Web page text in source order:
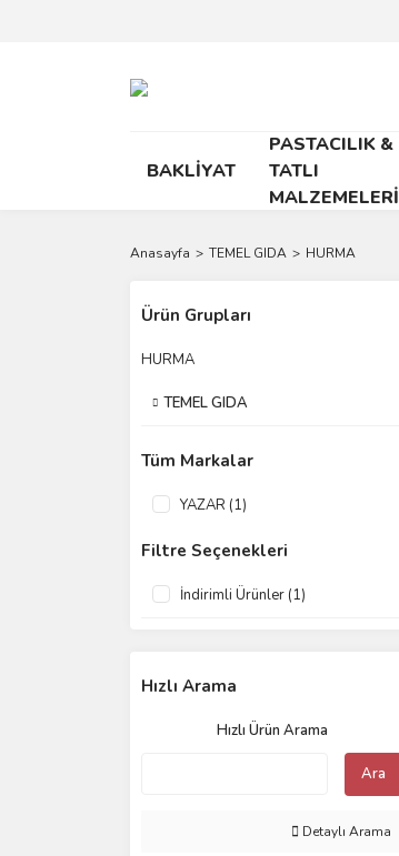
BAKLİYAT
PASTACILIK &
TATLI
MALZEMELERİ
Anasayfa TEMEL GIDA HURMA
Ürün Grupları
HURMA
TEMEL GIDA
Tüm Markalar
YAZAR (1)
Filtre Seçenekleri
İndirimli Ürünler (1)
Hızlı Arama
Hızlı Ürün Arama
Ara
Detaylı Arama